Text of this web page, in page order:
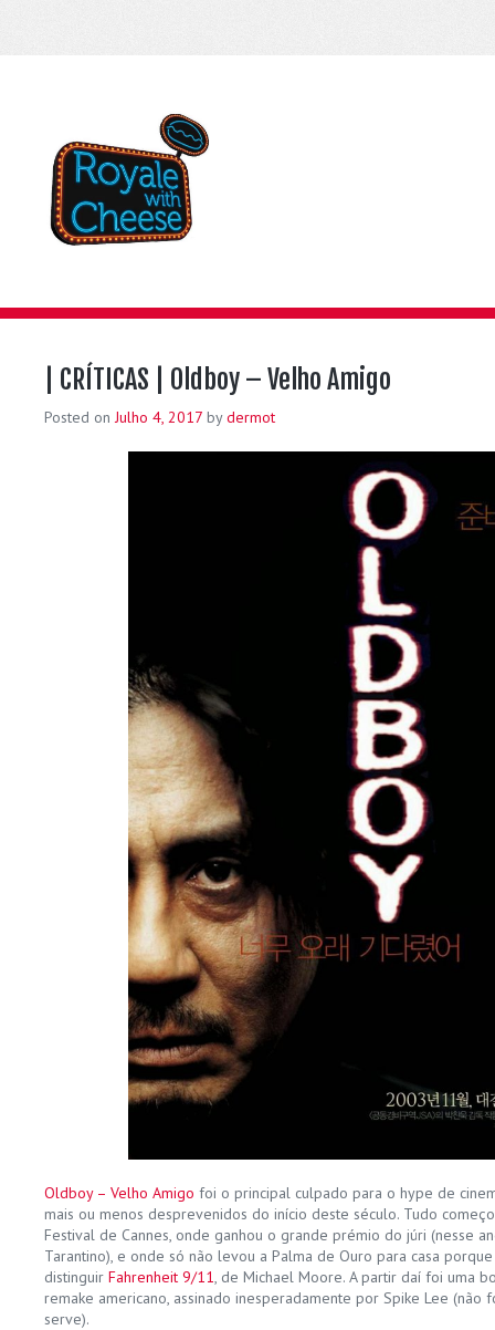
| CRÍTICAS | Oldboy – Velho Amigo
Posted onJulho 4, 2017 bydermot
Oldboy – Velho Amigo foi o principal culpado para o hype de
mais ou menos desprevenidos do início deste século. Tudo
Festival de Cannes, onde ganhou o grande prémio do júri (nesse
Tarantino), e onde só não levou a Palma de Ouro para casa
distinguir Fahrenheit 9/11, de Michael Moore. A partir daí foi uma
remake americano, assinado inesperadamente por Spike Lee (não
serve).